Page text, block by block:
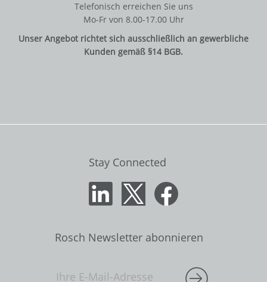
Telefonisch erreichen Sie uns
Mo-Fr von 8.00-17.00 Uhr
Unser Angebot richtet sich ausschließlich an gewerbliche
Kunden gemäß §14 BGB.
Stay Connected
Rosch Newsletter abonnieren